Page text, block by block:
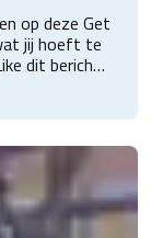
op deze Get
jij hoeft te
dit bericht
reacties)
door
***Deze